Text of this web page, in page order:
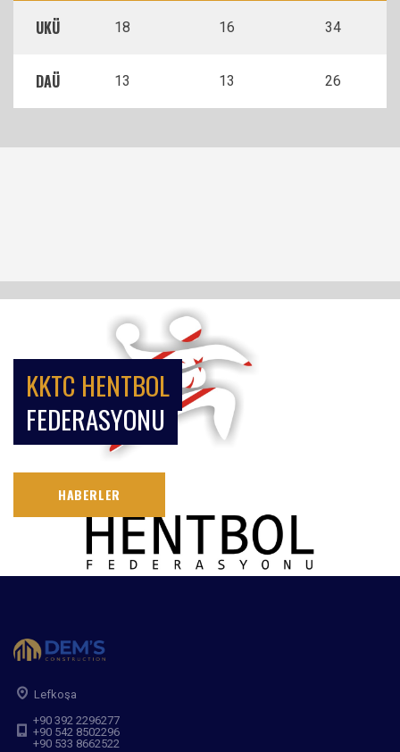
UKÜ 18 16 34
DAÜ 13 13 26
KKTC HENTBOL
FEDERASYONU
HABERLER
Lefkoşa
+90 392 2296277
+90 542 8502296
+90 533 8662522